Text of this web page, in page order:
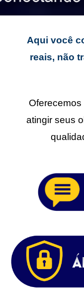
Aqui você
reais, não
atingir seus